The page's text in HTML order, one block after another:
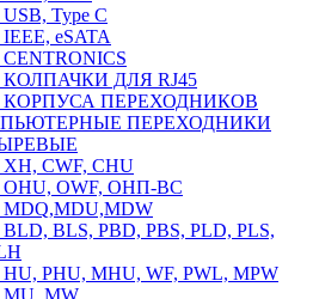
USB, Type C
IEEE, eSATA
CENTRONICS
КОЛПАЧКИ ДЛЯ RJ45
КОРПУСА ПЕРЕХОДНИКОВ
ПЕРЕХОДНИКИ
XH, CWF, CHU
OHU, OWF, ОНП-ВС
MDQ,MDU,MDW
BLD, BLS, PBD, PBS, PLD, PLS,
HU, PHU, MHU, WF, PWL, MPW
MU, MW